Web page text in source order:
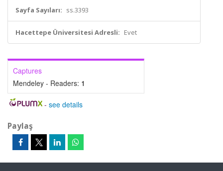
Sayfa Sayıları: ss.3393
Hacettepe Üniversitesi Adresli: Evet
Captures
Mendeley - Readers: 1
- see details
Paylaş